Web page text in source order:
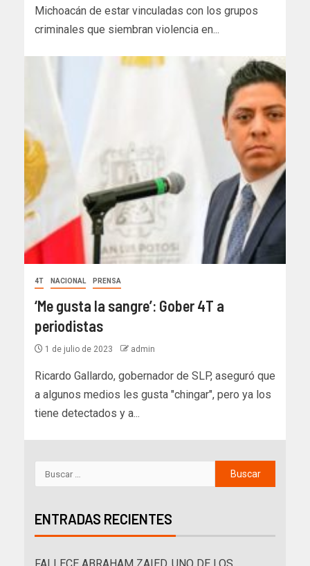
Michoacán de estar vinculadas con los grupos
criminales que siembran violencia en...
4T NACIONAL PRENSA
‘Me gusta la sangre’: Gober 4T a
periodistas
1 de julio de 2023 admin
Ricardo Gallardo, gobernador de SLP, aseguró que
a algunos medios les gusta "chingar", pero ya los
tiene detectados y a...
ENTRADAS RECIENTES